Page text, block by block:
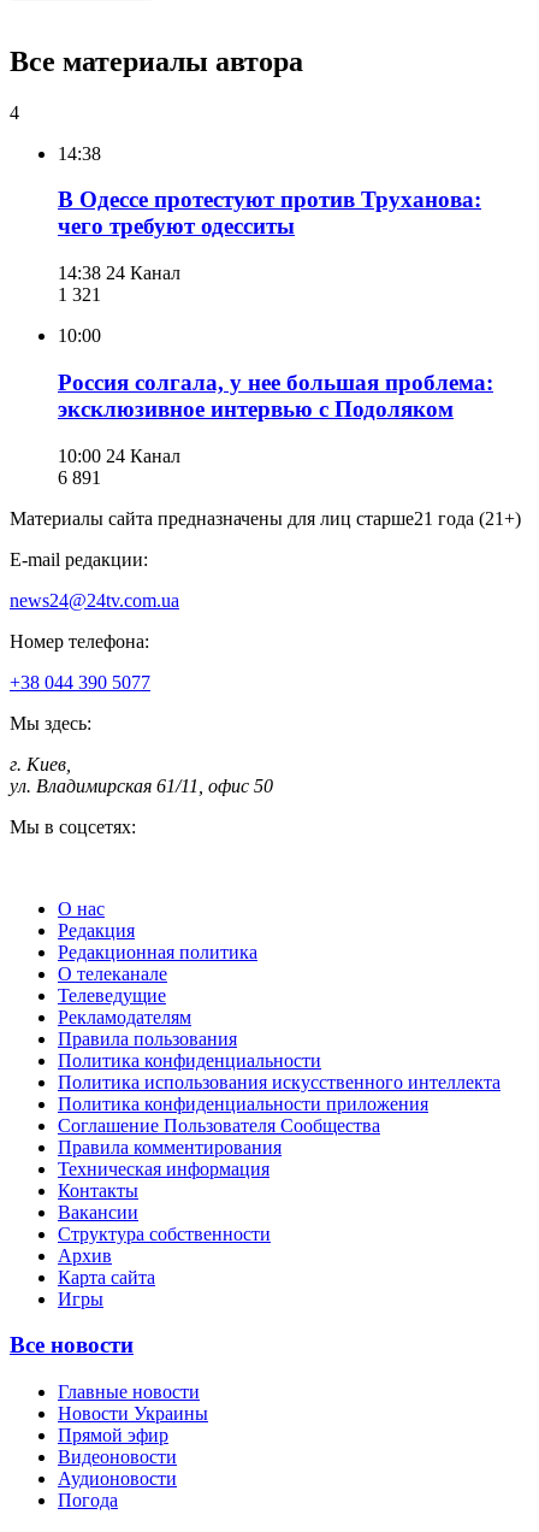
Все материалы автора
4
14:38
В Одессе протестуют против Труханова:
чего требуют одесситы
14:38 24 Канал
1 321
10:00
Россия солгала, у нее большая проблема:
эксклюзивное интервью с Подоляком
10:00 24 Канал
6 891
Материалы сайта предназначены для лиц старше21 года (21+)
E-mail редакции:
news24@24tv.com.ua
Номер телефона:
+38 044 390 5077
Мы здесь:
г. Киев
ул. Владимирская 61/11, офис 50
Мы в соцсетях:
О нас
Редакция
Редакционная политика
О телеканале
Телеведущие
Рекламодателям
Правила пользования
Политика конфиденциальности
Политика использования искусственного интеллекта
Политика конфиденциальности приложения
Соглашение Пользователя Сообщества
Правила комментирования
Техническая информация
Контакты
Вакансии
Структура собственности
Архив
Карта сайта
Игры
Все новости
Главные новости
Новости Украины
Прямой эфир
Видеоновости
Аудионовости
Погода